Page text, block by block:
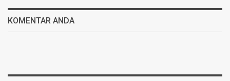
KOMENTAR ANDA